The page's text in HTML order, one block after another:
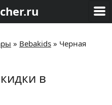
» Bebakids » Черная
в